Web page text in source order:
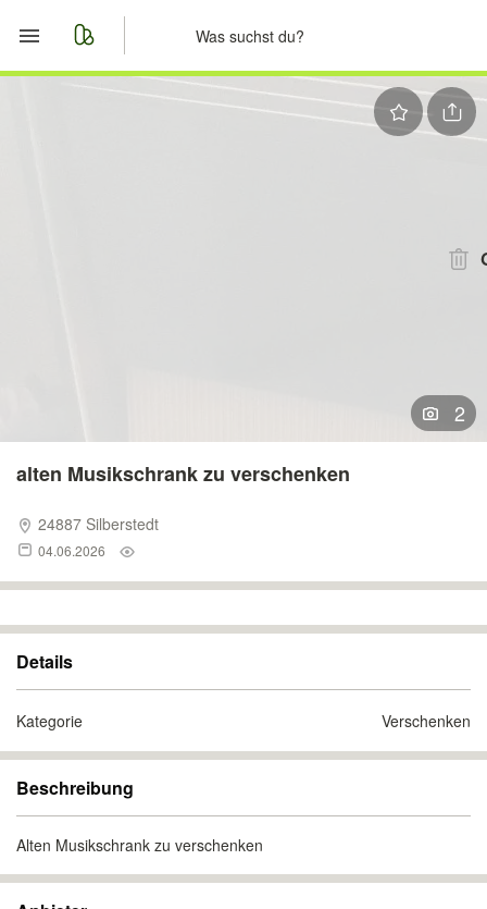
2
alten Musikschrank zu verschenken
24887 Silberstedt
04.06.2026
Details
Kategorie Verschenken
Beschreibung
Alten Musikschrank zu verschenken